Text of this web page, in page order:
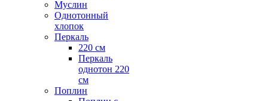
Муслин
Однотонный
хлопок
Перкаль
220 см
Перкаль
однотон 220
см
Поплин